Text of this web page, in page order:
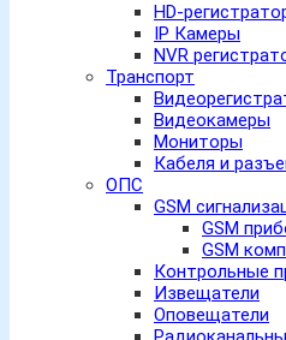
HD-
IP Камеры
NVR
Транспорт
Видеокамеры
Мониторы
Кабеля и
ОПС
GSM
GSM
GSM
Контрольные
Извещатели
Оповещатели